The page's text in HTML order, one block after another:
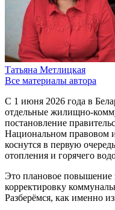
Татьяна Метлицкая
Все материалы автора
С 1 июня 2026 года в
отдельные жилищно-
постановление
Национальном правовом
коснутся в первую
отопления и горячего
Это плановое повышение
корректировку
Разберёмся, как именно